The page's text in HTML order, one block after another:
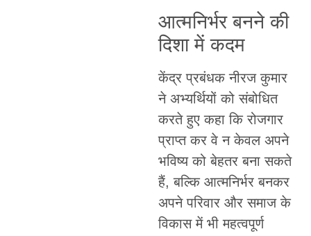
आत्मनिर्भर बनने की
दिशा में कदम
केंद्र प्रबंधक नीरज कुमार
ने अभ्यर्थियों को संबोधित
करते हुए कहा कि रोजगार
प्राप्त कर वे न केवल अपने
भविष्य को बेहतर बना सकते
हैं, बल्कि आत्मनिर्भर बनकर
अपने परिवार और समाज के
विकास में भी महत्वपूर्ण